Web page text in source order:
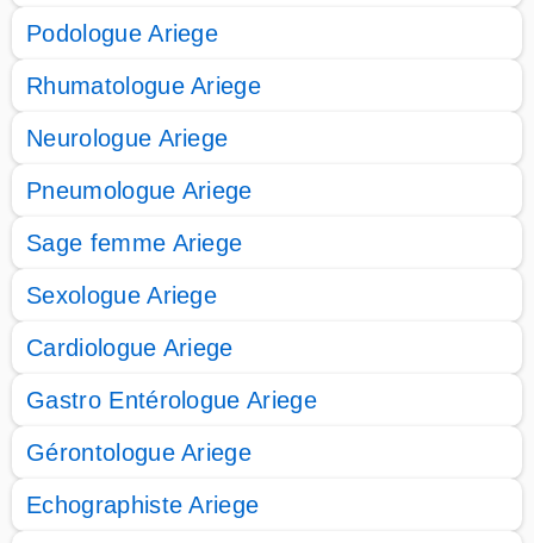
Podologue Ariege
Rhumatologue Ariege
Neurologue Ariege
Pneumologue Ariege
Sage femme Ariege
Sexologue Ariege
Cardiologue Ariege
Gastro Entérologue Ariege
Gérontologue Ariege
Echographiste Ariege